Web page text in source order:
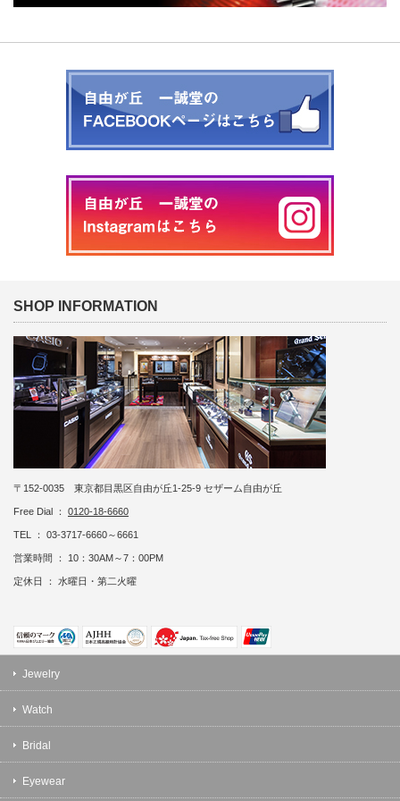
SHOP INFORMATION
〒152-0035 東京都目黒区自由が丘1-25-9 セザーム自由が丘
Free Dial ： 0120-18-6660
TEL ： 03-3717-6660～6661
営業時間 ： 10：30AM～7：00PM
定休日 ： 水曜日・第二火曜
Jewelry
Watch
Bridal
Eyewear